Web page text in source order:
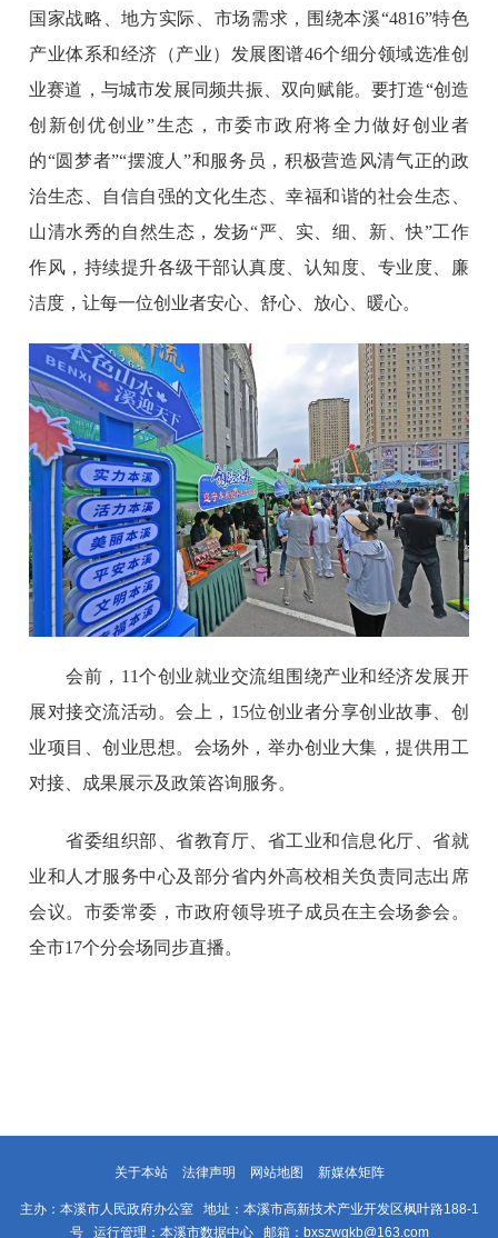
国家战略、地方实际、市场需求，围绕本溪“4816”特色
产业体系和经济（产业）发展图谱46个细分领域选准创
业赛道，与城市发展同频共振、双向赋能。要打造“创造
创新创优创业”生态，市委市政府将全力做好创业者
的“圆梦者”“摆渡人”和服务员，积极营造风清气正的政
治生态、自信自强的文化生态、幸福和谐的社会生态、
山清水秀的自然生态，发扬“严、实、细、新、快”工作
作风，持续提升各级干部认真度、认知度、专业度、廉
洁度，让每一位创业者安心、舒心、放心、暖心。
会前，11个创业就业交流组围绕产业和经济发展开
展对接交流活动。会上，15位创业者分享创业故事、创
业项目、创业思想。会场外，举办创业大集，提供用工
对接、成果展示及政策咨询服务。
省委组织部、省教育厅、省工业和信息化厅、省就
业和人才服务中心及部分省内外高校相关负责同志出席
会议。市委常委，市政府领导班子成员在主会场参会。
全市17个分会场同步直播。
关于本站 法律声明 网站地图 新媒体矩阵
主办：本溪市人民政府办公室 地址：本溪市高新技术产业开发区枫叶路188-1
号 运行管理：本溪市数据中心 邮箱：bxszwgkb@163.com